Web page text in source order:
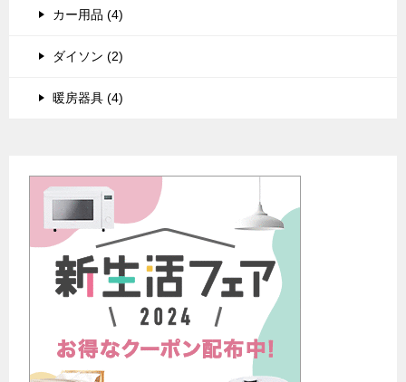
カー用品 (4)
ダイソン (2)
暖房器具 (4)